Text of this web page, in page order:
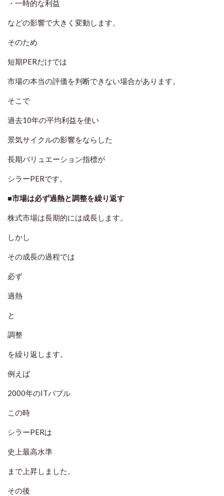
・一時的な利益
などの影響で大きく変動します。
そのため
短期PERだけでは
市場の本当の評価を判断できない場合があります。
そこで
過去10年の平均利益を使い
景気サイクルの影響をならした
長期バリュエーション指標が
シラーPERです。
■市場は必ず過熱と調整を繰り返す
株式市場は長期的には成長します。
しかし
その成長の過程では
必ず
過熱
と
調整
を繰り返します。
例えば
2000年のITバブル
この時
シラーPERは
史上最高水準
まで上昇しました。
その後